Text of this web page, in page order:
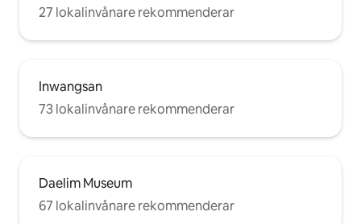
27 lokalinvånare rekommenderar
Inwangsan
73 lokalinvånare rekommenderar
Daelim Museum
67 lokalinvånare rekommenderar